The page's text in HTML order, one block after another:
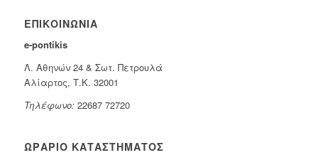
ΕΠΙΚΟΙΝΩΝΊΑ
e-pontikis
Λ. Αθηνών 24 & Σωτ. Πετρουλά
Αλίαρτος, Τ.Κ. 32001
Τηλέφωνο:22687 72720
ΩΡΆΡΙΟ ΚΑΤΑΣΤΉΜΑΤΟΣ